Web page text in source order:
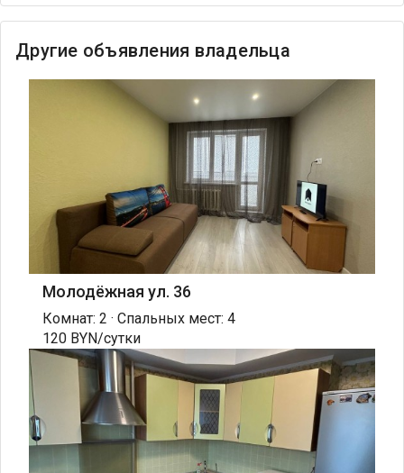
Другие объявления владельца
Молодёжная ул. 36
Комнат: 2 · Спальных мест: 4
120 BYN/сутки